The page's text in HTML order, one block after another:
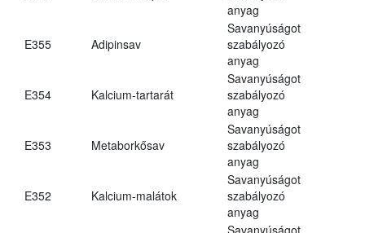
anyag
E355 Adipinsav
Savanyúságot
szabályozó
anyag
E354 Kalcium-tartarát
Savanyúságot
szabályozó
anyag
E353 Metaborkősav
Savanyúságot
szabályozó
anyag
E352 Kalcium-malátok
Savanyúságot
szabályozó
anyag
Savanyúságot